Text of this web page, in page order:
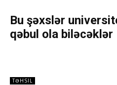
Bu şəxslər
qəbul ola biləcəklər
TƏHSIL